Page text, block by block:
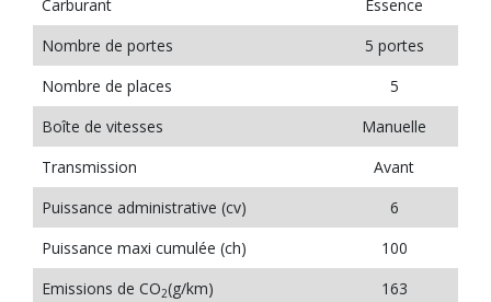
Carburant
Essence
Nombre de portes
5 portes
Nombre de places
5
Boîte de vitesses
Manuelle
Transmission
Avant
Puissance administrative (cv)
6
Puissance maxi cumulée (ch)
100
Emissions de CO2(g/km)
163